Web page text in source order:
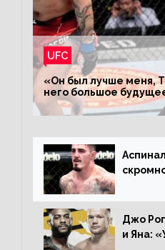
UFC
«Он был лучше меня,
него большое
о поражении
Джо
и Яна: